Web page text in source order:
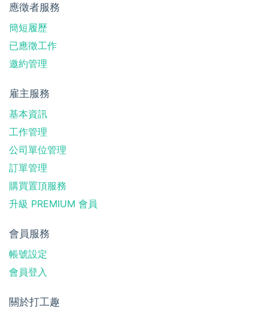
應徵者服務
簡短履歷
已應徵工作
邀約管理
雇主服務
基本資訊
工作管理
公司單位管理
訂單管理
購買置頂服務
升級 PREMIUM 會員
會員服務
帳號設定
會員登入
關於打工趣